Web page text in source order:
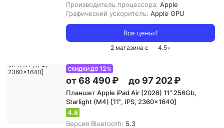
Производитель процессора: Apple
Графический ускоритель: Apple GPU
Все цены4
2 магазина с 4.5+
СКИДКИ ДО12 %
от 68 490 ₽ до 97 202 ₽
Планшет Apple iPad Air (2026) 11" 256Gb,
Starlight (M4) [11", IPS, 2360x1640]
4.8
Версия Bluetooth: 5.3